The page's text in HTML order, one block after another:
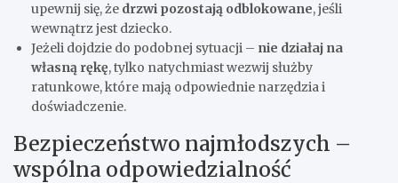
upewnij się, że drzwi pozostają odblokowane, jeśli
wewnątrz jest dziecko.
Jeżeli dojdzie do podobnej sytuacji – nie działaj na
własną rękę, tylko natychmiast wezwij służby
ratunkowe, które mają odpowiednie narzędzia i
doświadczenie.
Bezpieczeństwo najmłodszych –
wspólna odpowiedzialność